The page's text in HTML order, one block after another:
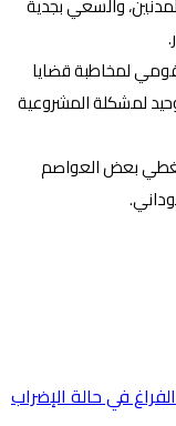
لمخاطبة قضايا
لمشكلة المشروعية
بعض العواصم